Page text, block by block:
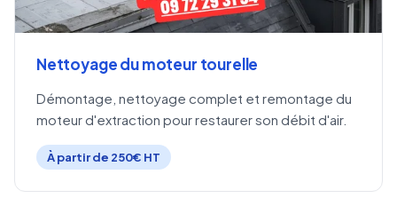
Nettoyage du moteur tourelle
Démontage, nettoyage complet et remontage du
moteur d'extraction pour restaurer son débit d'air.
À partir de 250€ HT